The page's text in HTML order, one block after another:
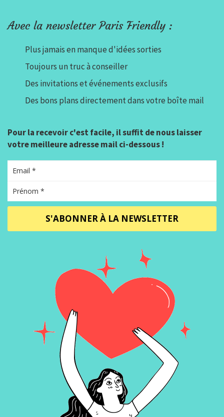
Avec la newsletter Paris Friendly :
Plus jamais en manque d'idées sorties
Toujours un truc à conseiller
Des invitations et événements exclusifs
Des bons plans directement dans votre boîte mail
Pour la recevoir c'est facile, il suffit de nous laisser
votre meilleure adresse mail ci-dessous !
S'ABONNER À LA NEWSLETTER